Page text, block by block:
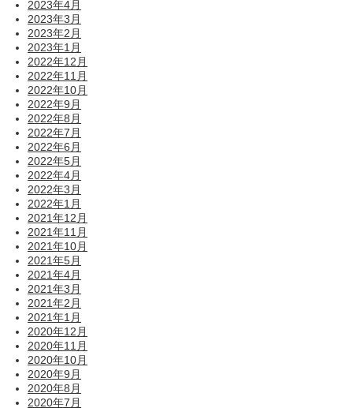
2023年4月
2023年3月
2023年2月
2023年1月
2022年12月
2022年11月
2022年10月
2022年9月
2022年8月
2022年7月
2022年6月
2022年5月
2022年4月
2022年3月
2022年1月
2021年12月
2021年11月
2021年10月
2021年5月
2021年4月
2021年3月
2021年2月
2021年1月
2020年12月
2020年11月
2020年10月
2020年9月
2020年8月
2020年7月